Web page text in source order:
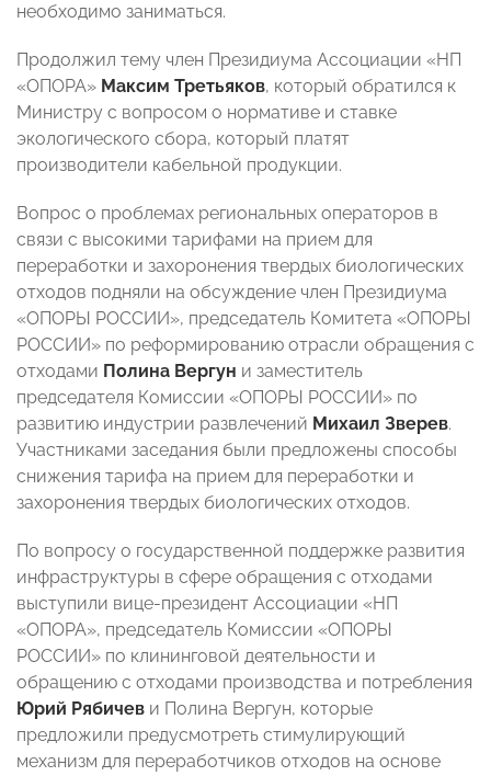
необходимо заниматься.
Продолжил тему член Президиума Ассоциации «НП
«ОПОРА» Максим Третьяков, который обратился к
Министру с вопросом о нормативе и ставке
экологического сбора, который платят
производители кабельной продукции.
Вопрос о проблемах региональных операторов в
связи с высокими тарифами на прием для
переработки и захоронения твердых биологических
отходов подняли на обсуждение член Президиума
«ОПОРЫ РОССИИ», председатель Комитета «ОПОРЫ
РОССИИ» по реформированию отрасли обращения с
отходами Полина Вергун и заместитель
председателя Комиссии «ОПОРЫ РОССИИ» по
развитию индустрии развлечений Михаил Зверев.
Участниками заседания были предложены способы
снижения тарифа на прием для переработки и
захоронения твердых биологических отходов.
По вопросу о государственной поддержке развития
инфраструктуры в сфере обращения с отходами
выступили вице-президент Ассоциации «НП
«ОПОРА», председатель Комиссии «ОПОРЫ
РОССИИ» по клининговой деятельности и
обращению с отходами производства и потребления
Юрий Рябичев и Полина Вергун, которые
предложили предусмотреть стимулирующий
механизм для переработчиков отходов на основе